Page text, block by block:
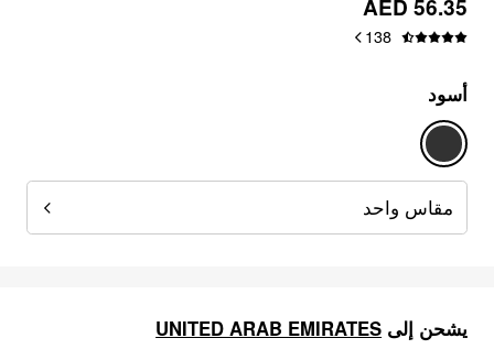
AED 56.35
138
أسود
مقاس واحد
يشحن إلى UNITED ARAB EMIRATES